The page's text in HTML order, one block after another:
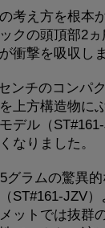
考え方を根本
クの頭頂部2
衝撃を吸収しま
ンチのコンパ
上方構造物に
デル（
なりました。
グラムの驚異
ST#161-JZV
ットでは抜群